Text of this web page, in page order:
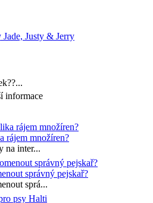
Justy & Jerry
informace
rájem množíren?
na inter...
správný pejskař?
sprá...